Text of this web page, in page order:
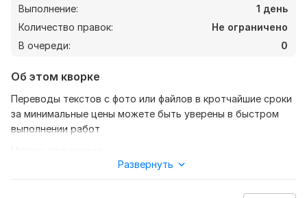
Выполнение:
1 день
Количество правок:
Не ограничено
В очереди:
0
Об этом кворке
Переводы текстов с фото или файлов в кротчайшие сроки
за минимальные цены можете быть уверены в быстром
выполнении работ
Пишите в любое время я вам отвечу и сразу приступлю к
Развернуть